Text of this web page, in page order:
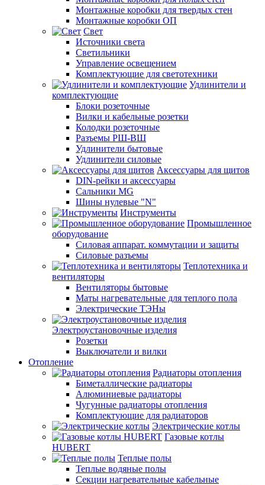
Монтажные коробки для твердых стен
Монтажные коробки ОП
Свет
Источники света
Светильники
Управление освещением
Комплектующие для светотехники
Удлинители и
комплектующие
Блоки розеточные
Вилки и кабельные розетки
Колодки розеточные
Разъемы РШ-ВШ
Удлинители бытовые
Удлинители силовые
Аксессуары для щитов
DIN-рейки и аксессуары
Сальники MG
Шины нулевые "N"
Инструменты
Промышленное
оборудование
Силовая аппарат. коммутации и защиты
Силовые разъемы
Теплотехника и
вентиляторы
Вентиляторы бытовые
Маты нагревательные для теплого пола
Электрические ТЭНы
Электроустановочные изделия
Розетки
Выключатели и вилки
Отопление
Радиаторы отопления
Биметаллические радиаторы
Алюминиевые радиаторы
Чугунные радиаторы отопления
Комплектующие для радиаторов
Электрические котлы
Газовые котлы
HUBERT
Теплые полы
Теплые водяные полы
Секции нагревательные кабельные